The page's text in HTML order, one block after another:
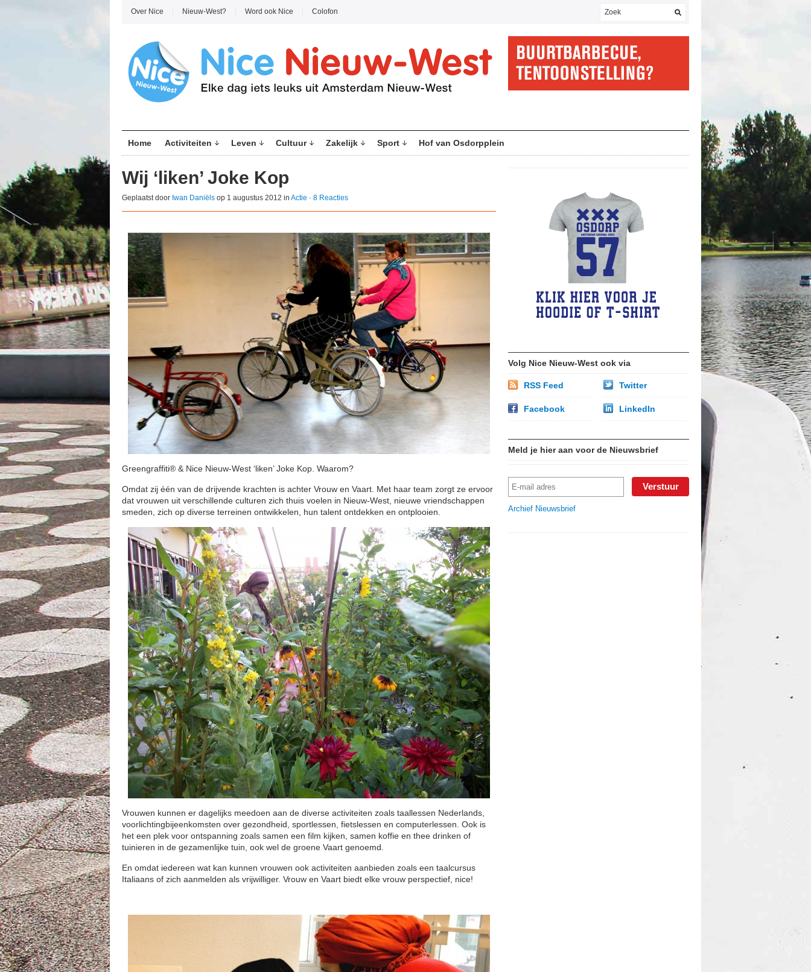
Over Nice Nieuw-West? Word ook Nice Colofon
Home Activiteiten Leven Cultuur Zakelijk Sport Hof van Osdorpplein
Wij ‘liken’ Joke Kop
Geplaatst door Iwan Daniëls op 1 augustus 2012 in Actie · 8 Reacties
Greengraffiti® & Nice Nieuw-West ‘liken’ Joke Kop. Waarom?
Omdat zij één van de drijvende krachten is achter Vrouw en Vaart. Met haar team zorgt ze ervoor
dat vrouwen uit verschillende culturen zich thuis voelen in Nieuw-West, nieuwe vriendschappen
smeden, zich op diverse terreinen ontwikkelen, hun talent ontdekken en ontplooien.
Vrouwen kunnen er dagelijks meedoen aan de diverse activiteiten zoals taallessen Nederlands,
voorlichtingbijeenkomsten over gezondheid, sportlessen, fietslessen en computerlessen. Ook is
het een plek voor ontspanning zoals samen een film kijken, samen koffie en thee drinken of
tuinieren in de gezamenlijke tuin, ook wel de groene Vaart genoemd.
En omdat iedereen wat kan kunnen vrouwen ook activiteiten aanbieden zoals een taalcursus
Italiaans of zich aanmelden als vrijwilliger. Vrouw en Vaart biedt elke vrouw perspectief, nice!
Volg Nice Nieuw-West ook via
RSS Feed Twitter
Facebook LinkedIn
Meld je hier aan voor de Nieuwsbrief
Archief Nieuwsbrief